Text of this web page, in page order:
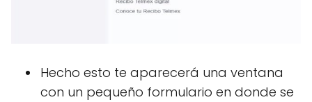
Hecho esto te aparecerá una ventana
con un pequeño formulario en donde se